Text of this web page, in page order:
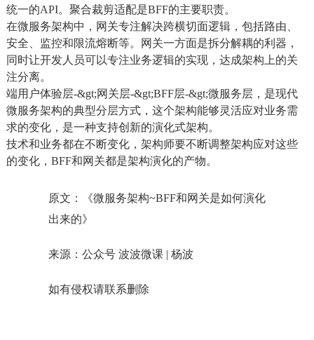
统一的API。聚合裁剪适配是BFF的主要职责。
在微服务架构中，网关专注解决跨横切面逻辑，包括路由、
安全、监控和限流熔断等。网关一方面是拆分解耦的利器，
同时让开发人员可以专注业务逻辑的实现，达成架构上的关
注分离。
端用户体验层-&gt;网关层-&gt;BFF层-&gt;微服务层，是现代
微服务架构的典型分层方式，这个架构能够灵活应对业务需
求的变化，是一种支持创新的演化式架构。
技术和业务都在不断变化，架构师要不断调整架构应对这些
的变化，BFF和网关都是架构演化的产物。
原文：《微服务架构~BFF和网关是如何演化
出来的》
来源：公众号 波波微课 | 杨波
如有侵权请联系删除